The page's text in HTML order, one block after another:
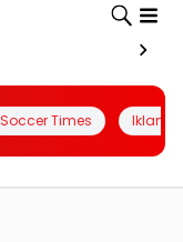
Soccer Times Iklanin